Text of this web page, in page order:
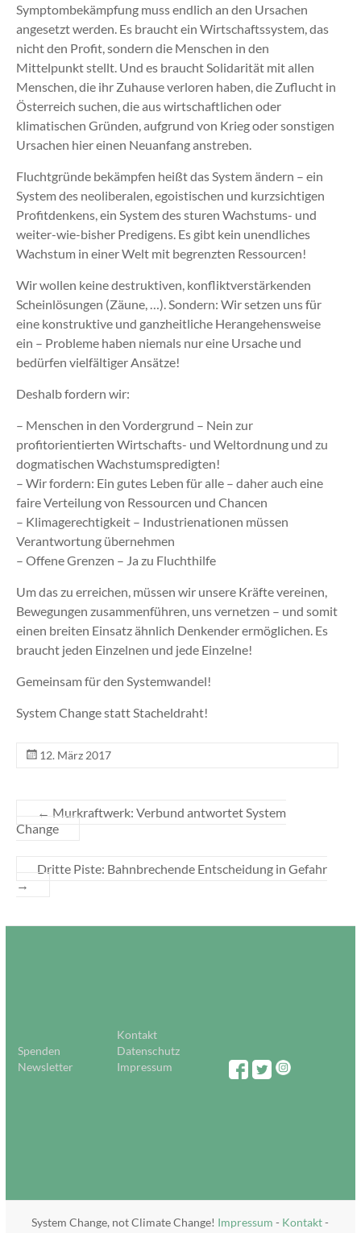
Symptombekämpfung muss endlich an den Ursachen
angesetzt werden. Es braucht ein Wirtschaftssystem, das
nicht den Profit, sondern die Menschen in den
Mittelpunkt stellt. Und es braucht Solidarität mit allen
Menschen, die ihr Zuhause verloren haben, die Zuflucht in
Österreich suchen, die aus wirtschaftlichen oder
klimatischen Gründen, aufgrund von Krieg oder sonstigen
Ursachen hier einen Neuanfang anstreben.
Fluchtgründe bekämpfen heißt das System ändern – ein
System des neoliberalen, egoistischen und kurzsichtigen
Profitdenkens, ein System des sturen Wachstums- und
weiter-wie-bisher Predigens. Es gibt kein unendliches
Wachstum in einer Welt mit begrenzten Ressourcen!
Wir wollen keine destruktiven, konfliktverstärkenden
Scheinlösungen (Zäune, …). Sondern: Wir setzen uns für
eine konstruktive und ganzheitliche Herangehensweise
ein – Probleme haben niemals nur eine Ursache und
bedürfen vielfältiger Ansätze!
Deshalb fordern wir:
– Menschen in den Vordergrund – Nein zur
profitorientierten Wirtschafts- und Weltordnung und zu
dogmatischen Wachstumspredigten!
– Wir fordern: Ein gutes Leben für alle – daher auch eine
faire Verteilung von Ressourcen und Chancen
– Klimagerechtigkeit – Industrienationen müssen
Verantwortung übernehmen
– Offene Grenzen – Ja zu Fluchthilfe
Um das zu erreichen, müssen wir unsere Kräfte vereinen,
Bewegungen zusammenführen, uns vernetzen – und somit
einen breiten Einsatz ähnlich Denkender ermöglichen. Es
braucht jeden Einzelnen und jede Einzelne!
Gemeinsam für den Systemwandel!
System Change statt Stacheldraht!
12. März 2017
← Murkraftwerk: Verbund antwortet System
Change
Dritte Piste: Bahnbrechende Entscheidung in Gefahr
→
Kontakt
Spenden
Datenschutz
Newsletter
Impressum
System Change, not Climate Change! Impressum- Kontakt-